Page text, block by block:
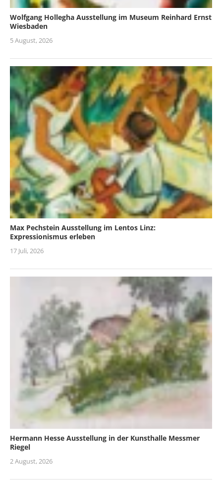
Wolfgang Hollegha Ausstellung im Museum Reinhard Ernst
Wiesbaden
5 August, 2026
Max Pechstein Ausstellung im Lentos Linz:
Expressionismus erleben
17 Juli, 2026
Hermann Hesse Ausstellung in der Kunsthalle Messmer
Riegel
2 August, 2026